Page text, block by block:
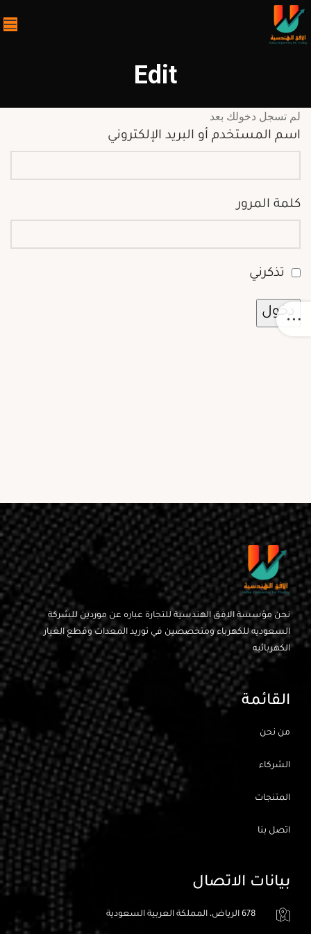
Edit
لم تسجل دخولك بعد
اسم المستخدم أو البريد الإلكتروني
كلمة المرور
تذكرني
نحن مؤسسة الافق الهندسية للتجارة عباره عن موردين للشركة
السعوديه للكهرباء ومتخصصين في توريد المعدات وقطع الغيار
الكهربائيه
القائمة
من نحن
الشركاء
المتنجات
اتصل بنا
بيانات الاتصال
678 الرياض، المملكة العربية السعودية